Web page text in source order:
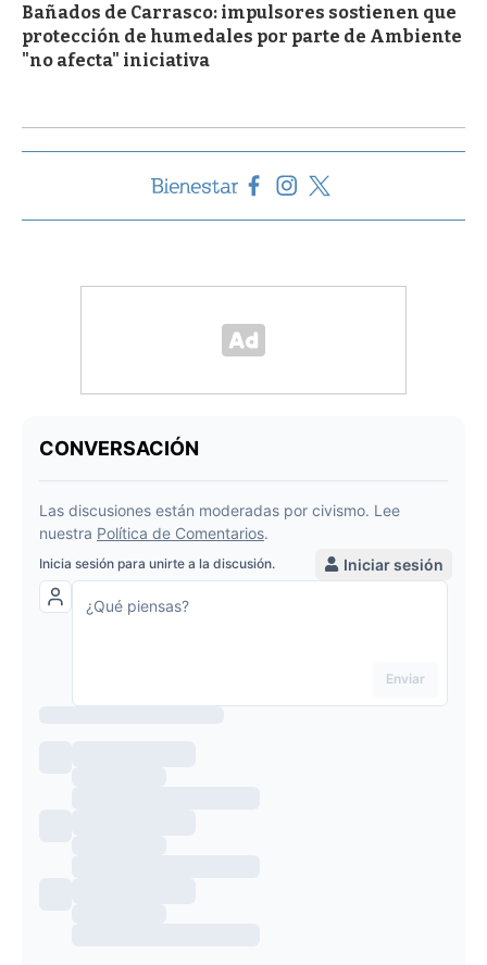
Bañados de Carrasco: impulsores sostienen que
protección de humedales por parte de Ambiente
"no afecta" iniciativa